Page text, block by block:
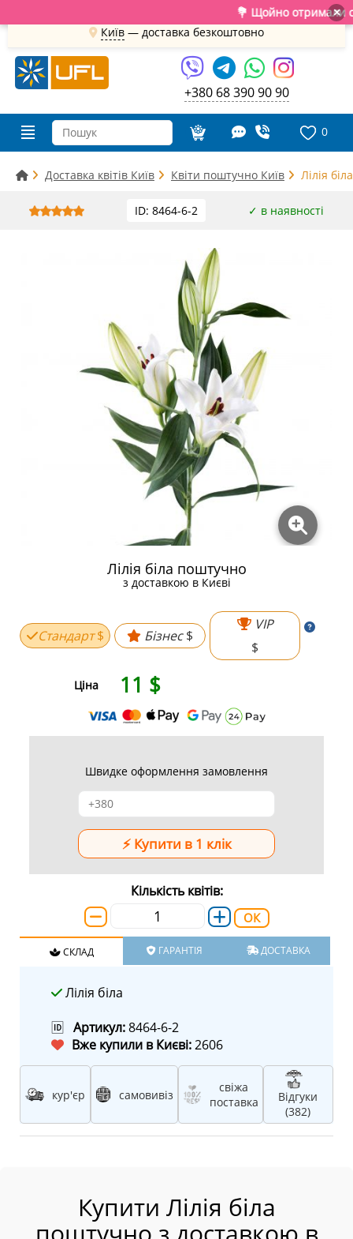
💐 Щойно отримали ×
Київ — доставка безкоштовно
+380 68 390 90 90
0
Доставка квітів Київ Квіти поштучно Київ Лілія
ID: 8464-6-2 ✓ в наявності
Лілія біла поштучно
з доставкою в Києві
Стандарт $ Бізнес $
VIP
$
Ціна 11 $
Швидке оформлення замовлення
Кількість квітів:
ОК
СКЛАД ГАРАНТІЯ ДОСТАВКА
Лілія біла
🆔 Артикул:8464-6-2
Вже купили в Києві:2606
кур'єр самовивіз
свіжа
поставка
Відгуки
(382)
Купити Лілія біла